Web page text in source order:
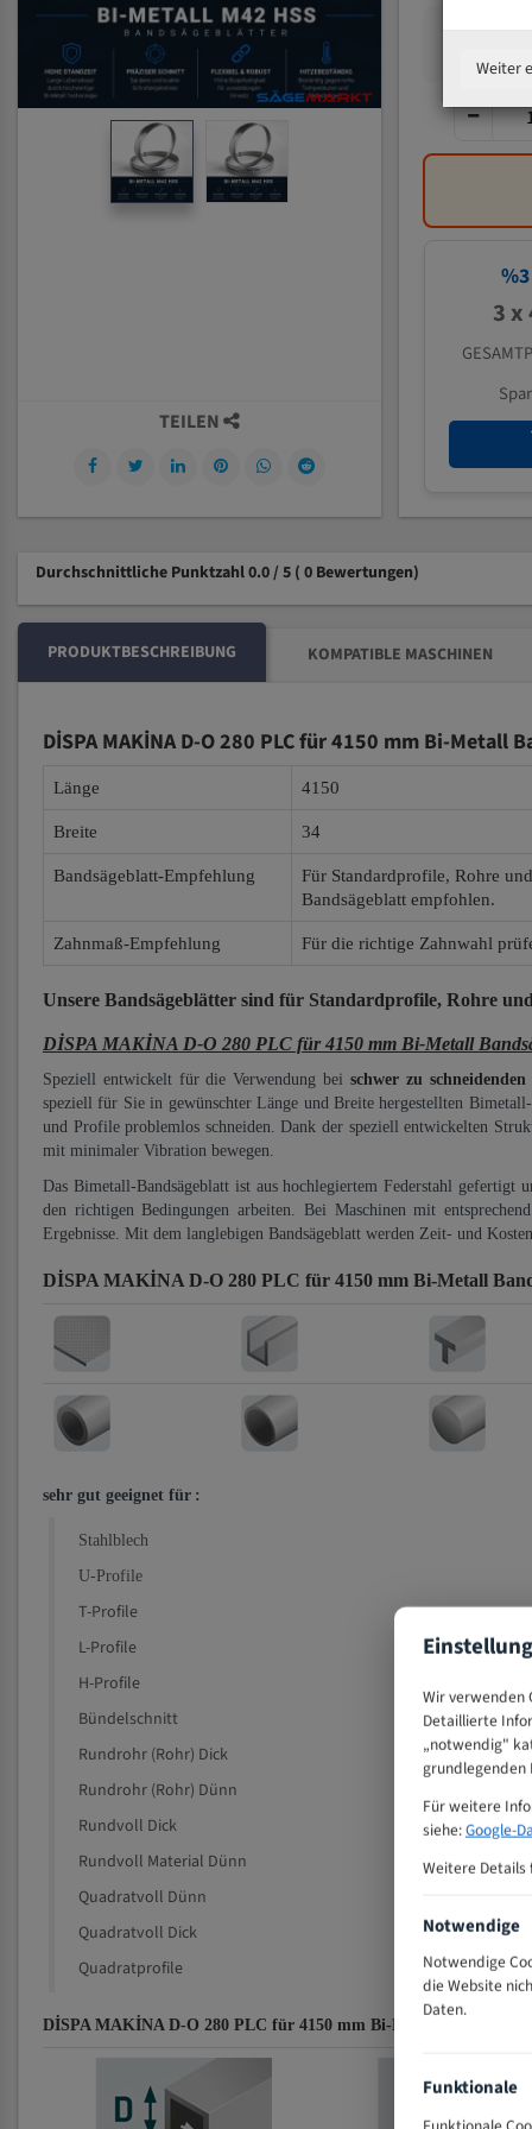
%3
3 x
TEILEN
Durchschnittliche Punktzahl 0.0 / 5 ( 0 Bewertungen)
PRODUKTBESCHREIBUNG KOMPATIBLE MASCHINEN
DİSPA MAKİNA D-O 280 PLC für 4150 mm Bi-Metall
Länge 4150
Breite 34
Bandsägeblatt-Empfehlung
Für Standardprofile, Rohre
Bandsägeblatt empfohlen.
Zahnmaß-Empfehlung Für die richtige Zahnwahl
Unsere Bandsägeblätter sind für Standardprofile, Rohre
DİSPA MAKİNA D-O 280 PLC für 4150 mm Bi-Metall
Speziell entwickelt für die Verwendung bei schwer zu
speziell für Sie in gewünschter Länge und Breite hergestellten
und Profile problemlos schneiden. Dank der speziell entwickelten
mit minimaler Vibration bewegen.
Das Bimetall-Bandsägeblatt ist aus hochlegiertem Federstahl
den richtigen Bedingungen arbeiten. Bei Maschinen mit
Ergebnisse. Mit dem langlebigen Bandsägeblatt werden Zeit- und
DİSPA MAKİNA D-O 280 PLC für 4150 mm Bi-Metall
sehr gut geeignet für :
Stahlblech
U-Profile
T-Profile
L-Profile
H-Profile
Bündelschnitt
Rundrohr (Rohr) Dick
Rundrohr (Rohr) Dünn
Rundvoll Dick
Rundvoll Material Dünn
Quadratvoll Dünn
Quadratvoll Dick
Quadratprofile
DİSPA MAKİNA D-O 280 PLC für 4150 mm Bi-Metall
Weiter
Wir verwenden
Detaillierte
„notwendig"
grundlegenden
Für weitere
siehe:Google-
Weitere Details
Notwendige
Notwendige
die Website
Daten.
Funktionale